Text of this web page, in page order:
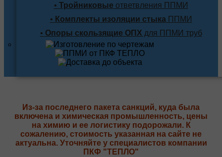
• Тройниковые ответвления ППМИ
• Комплекты изоляции стыкаППМИ
• Опоры скользящие ОПХ для ППМИ труб
Из-за последнего пакета санкций, куда была
включена и химическая промышленность, цены
на химию и ее логистику подорожали. К
сожалению, стоимость указанная на сайте не
актуальна. Уточняйте у специалистов компании
ПКФ "ТЕПЛО"